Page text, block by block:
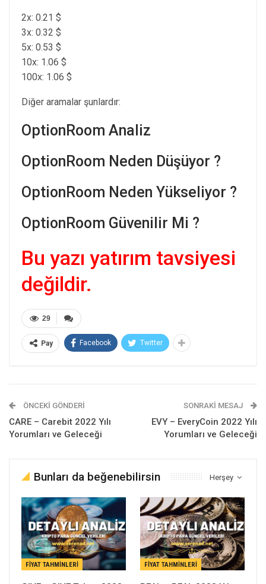
2x: 0.21 $
3x: 0.32 $
5x: 0.53 $
10x: 1.06 $
100x: 1.06 $
Diğer aramalar şunlardır:
OptionRoom Analiz
OptionRoom Neden Düşüyor ?
OptionRoom Neden Yükseliyor ?
OptionRoom Güvenilir Mi ?
Bu yazı yatırım tavsiyesi
değildir.
29
Pay Facebook Twitter
ÖNCEKI GÖNDERI
CARE – Carebit 2022 Yılı
Yorumları ve Geleceği
SONRAKI MESAJ
EVY – EveryCoin 2022 Yılı
Yorumları ve Geleceği
Herşey
Bunları da beğenebilirsin
FIYAT TAHMINLERI FIYAT TAHMINLERI